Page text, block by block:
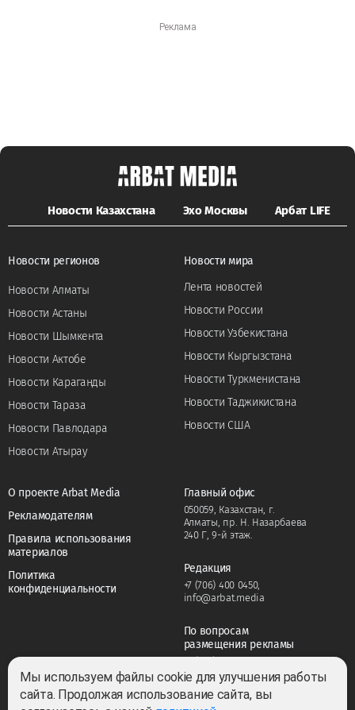
Новости Казахстана Эхо Москвы Арбат LIFE
Новости регионов
Новости Алматы
Новости Астаны
Новости Шымкента
Новости Актобе
Новости Караганды
Новости Тараза
Новости Павлодара
Новости Атырау
Новости мира
Лента новостей
Новости России
Новости Узбекистана
Новости Кыргызстана
Новости Туркменистана
Новости Таджикистана
Новости США
О проекте Arbat Media
Рекламодателям
Правила использования
материалов
Политика
конфиденциальности
Главный офис
050059, Казахстан, г.
Алматы, пр. Н. Назарбаева
240 Г, 9-й этаж.
Редакция
+7 (706) 400 0450,
info@arbat.media
По вопросам
размещения рекламы
adv@arbat.media
Мы используем файлы cookie для улучшения работы
сайта. Продолжая использование сайта, вы